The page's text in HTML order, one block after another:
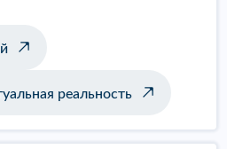
реальность